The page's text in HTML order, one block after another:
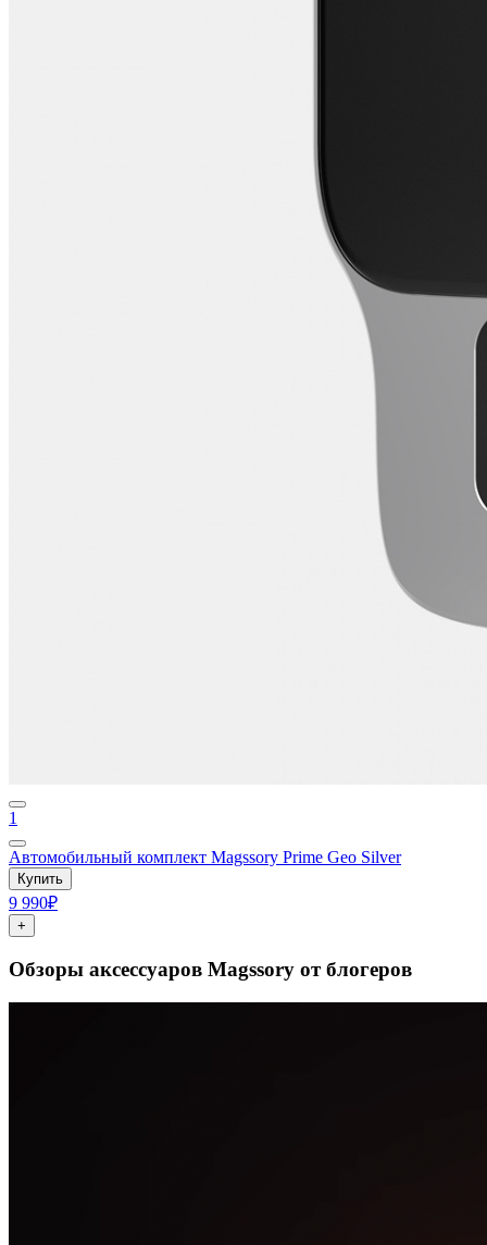
1
Автомобильный комплект Magssory Prime Geo Silver
Купить
9 990₽
+
Обзоры аксессуаров Magssory от блогеров